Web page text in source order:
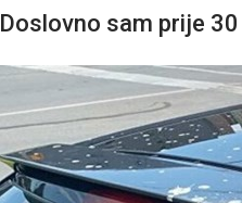
Doslovno sam prije